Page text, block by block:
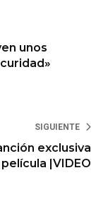
unos
SIGUIENTE
exclusiva
|VIDEO